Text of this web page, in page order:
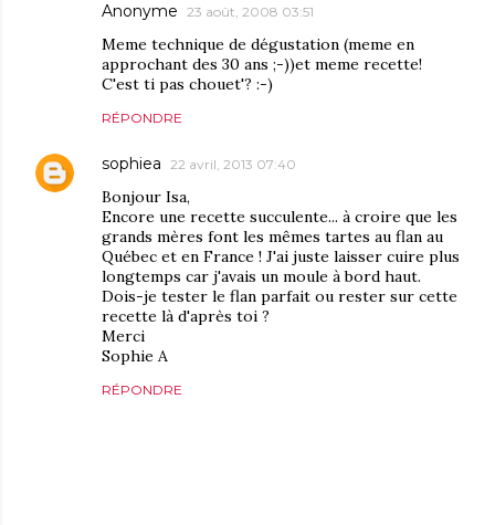
Anonyme 23 août, 2008 03:51
Meme technique de dégustation (meme en
approchant des 30 ans ;-))et meme recette!
C'est ti pas chouet'? :-)
RÉPONDRE
sophiea 22 avril, 2013 07:40
Bonjour Isa,
Encore une recette succulente... à croire que les
grands mères font les mêmes tartes au flan au
Québec et en France ! J'ai juste laisser cuire plus
longtemps car j'avais un moule à bord haut.
Dois-je tester le flan parfait ou rester sur cette
recette là d'après toi ?
Merci
Sophie A
RÉPONDRE